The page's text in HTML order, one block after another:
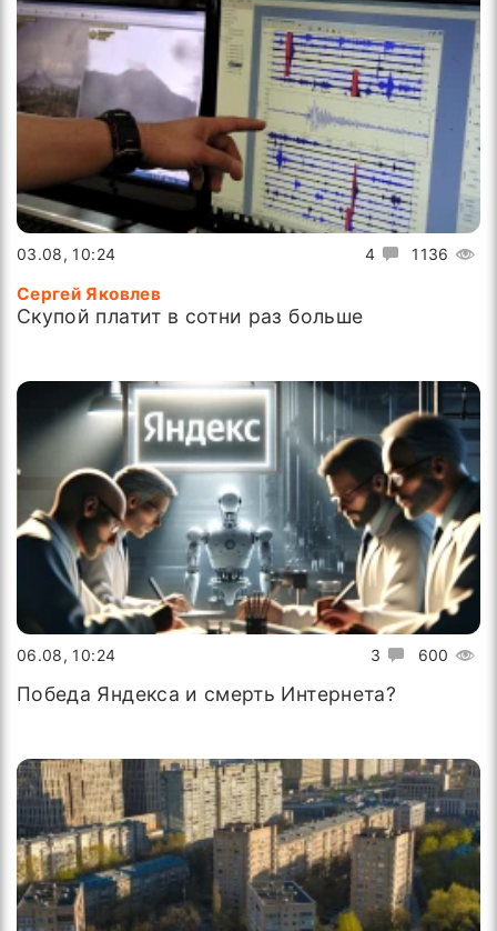
4 1136
03.08, 10:24
Сергей Яковлев
Скупой платит в сотни раз больше
3 600
06.08, 10:24
Победа Яндекса и смерть Интернета?